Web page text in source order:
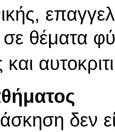
σε θέματα
δεν